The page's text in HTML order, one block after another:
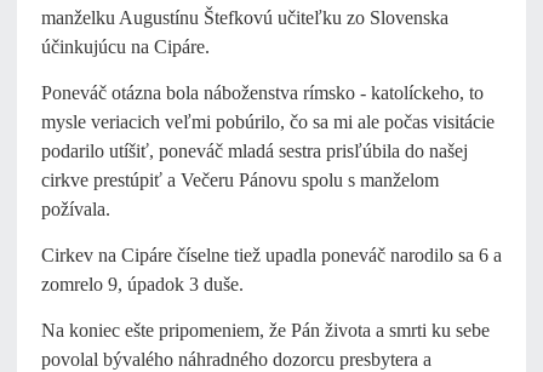
manželku Augustínu Štefkovú učiteľku zo Slovenska
účinkujúcu na Cipáre.
Poneváč otázna bola náboženstva rímsko - katolíckeho, to
mysle veriacich veľmi pobúrilo, čo sa mi ale počas visitácie
podarilo utíšiť, poneváč mladá sestra prisľúbila do našej
cirkve prestúpiť a Večeru Pánovu spolu s manželom
požívala.
Cirkev na Cipáre číselne tiež upadla poneváč narodilo sa 6 a
zomrelo 9, úpadok 3 duše.
Na koniec ešte pripomeniem, že Pán života a smrti ku sebe
povolal bývalého náhradného dozorcu presbytera a